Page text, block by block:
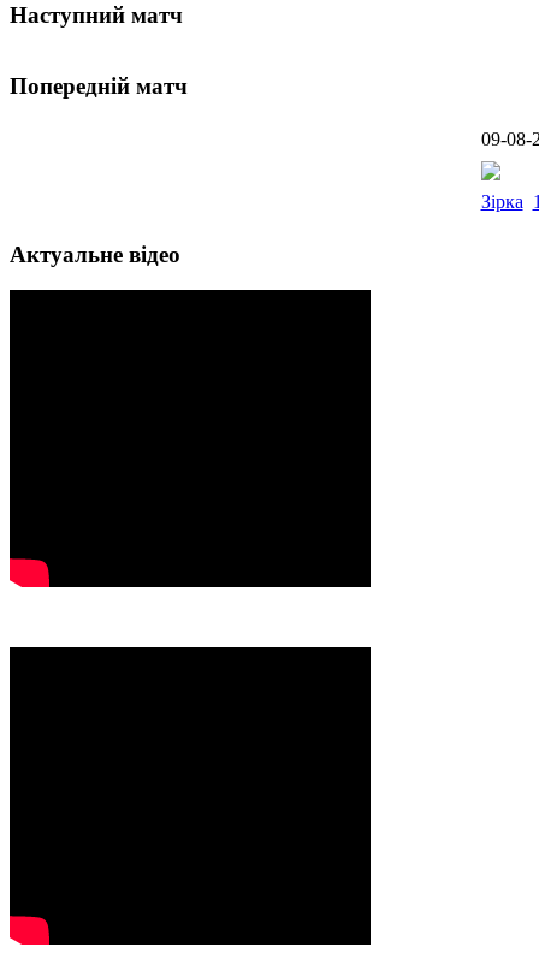
Наступний матч
Попередній матч
09-08-
Зірка
Актуальне відео